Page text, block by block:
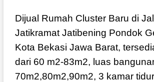
Dijual Rumah Cluster Baru di
Jatikramat Jatibening Pondok
Kota Bekasi Jawa Barat,
dari 60 m2-83m2, luas
70m2,80m2,90m2, 3 kamar